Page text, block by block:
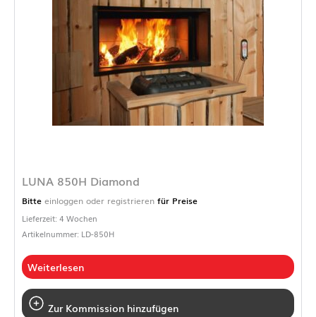
LUNA 850H Diamond
Bitte einloggen oder registrieren für Preise
Lieferzeit: 4 Wochen
Artikelnummer: LD-850H
Weiterlesen
Zur Kommission hinzufügen